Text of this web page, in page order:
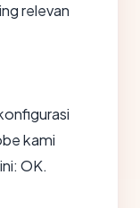
relevan
kami
OK.